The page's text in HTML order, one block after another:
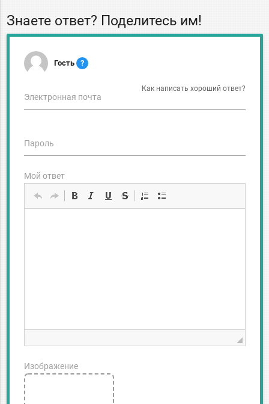
Знаете ответ? Поделитесь им!
Гость ?
Как написать хороший ответ?
Электронная почта
Пароль
Мой ответ
Изображение